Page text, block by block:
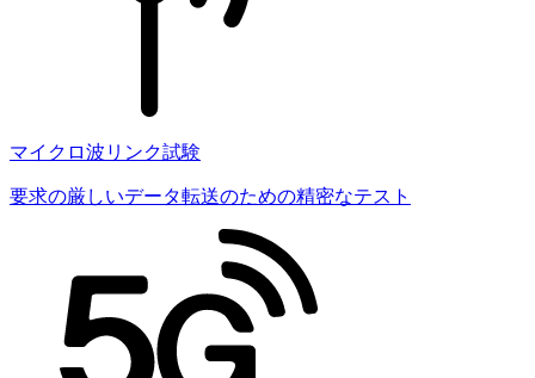
マイクロ波リンク試験
要求の厳しいデータ転送のための精密なテスト